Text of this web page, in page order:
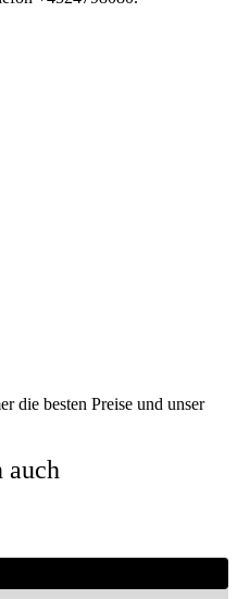
die besten Preise und unser
auch